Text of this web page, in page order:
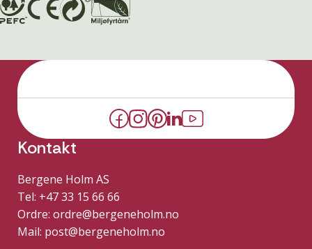
Kontakt
Bergene Holm AS
Tel: +47 33 15 66 66
Ordre: ordre@bergeneholm.no
Mail: post@bergeneholm.no